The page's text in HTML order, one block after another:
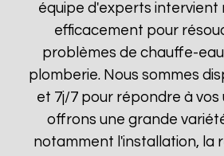
équipe d'experts intervient
efficacement pour
problèmes de chauffe-
plomberie. Nous sommes
et 7j/7 pour répondre à vos
offrons une grande
notamment l'installation, la